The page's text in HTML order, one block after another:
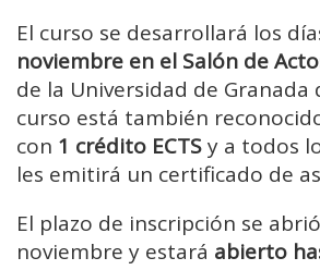
El curso se desarrollará los
noviembre en el Salón de
de la Universidad de Granada
curso está también
con 1 crédito ECTSy a todos
les emitirá un certificado de
El plazo de inscripción se
noviembre y estará abierto